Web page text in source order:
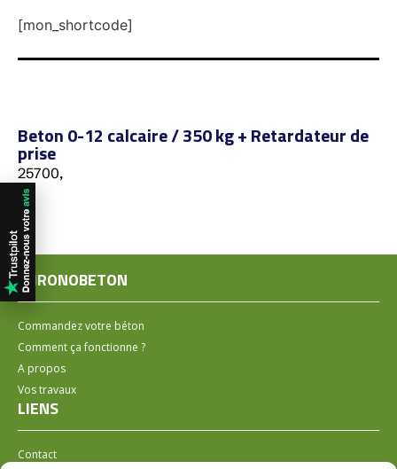
[mon_shortcode]
Beton 0-12 calcaire / 350 kg + Retardateur de
prise
25700,
CHRONOBETON
Commandez votre béton
Comment ça fonctionne ?
A propos
Vos travaux
LIENS
Contact